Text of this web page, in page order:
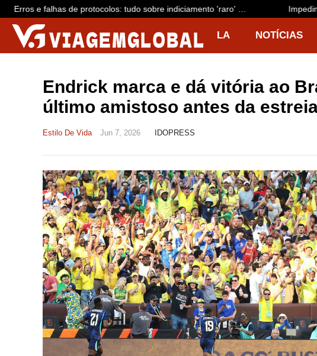
Erros e falhas de protocolos: tudo sobre indiciamento 'raro' de
dono da Voepass e mais 15 por queda de avião que matou 62
LA NOTÍCIAS
Endrick marca e dá vitória ao
último amistoso antes da
Estilo De Vida Jun 7, 2026 IDOPRESS